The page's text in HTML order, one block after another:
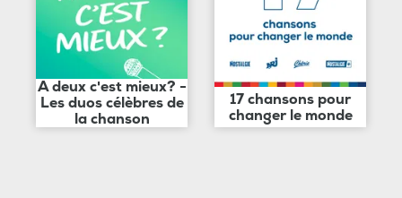
A deux c'est mieux? -
Les duos célèbres de
la chanson
17 chansons pour
changer le monde